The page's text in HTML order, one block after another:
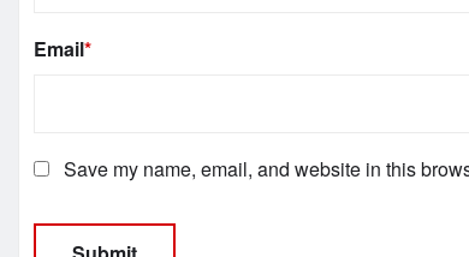
Email*
Save my name, email, and website in this